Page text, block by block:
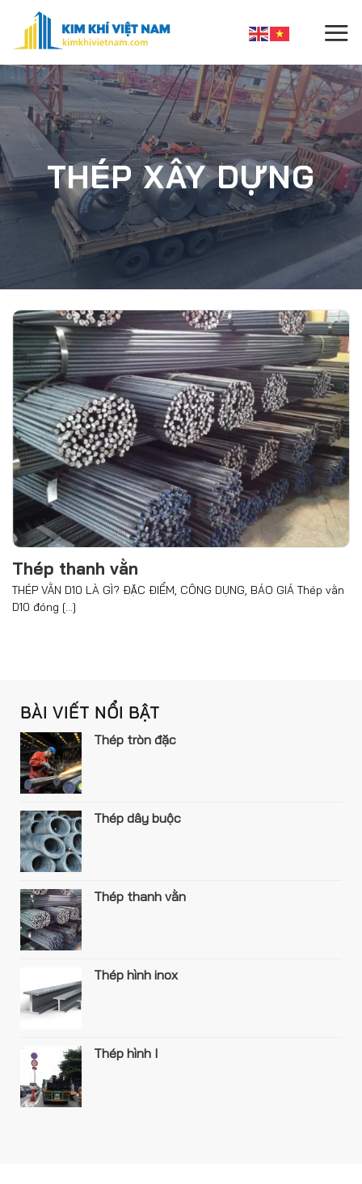
content
THÉP XÂY DỰNG
Thép thanh vằn
THÉP VẰN D10 LÀ GÌ? ĐẶC ĐIỂM, CÔNG DỤNG, BÁO GIÁ Thép vằn
D10 đóng [...]
BÀI VIẾT NỔI BẬT
Thép tròn đặc
Thép dây buộc
Thép thanh vằn
Thép hình inox
Thép hình I